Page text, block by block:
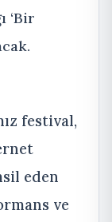
‘Bir
festival,
eden
ve